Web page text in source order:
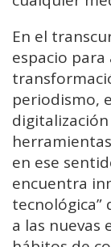
En el
espacio
periodismo,
en ese
encuentra
a las nuevas